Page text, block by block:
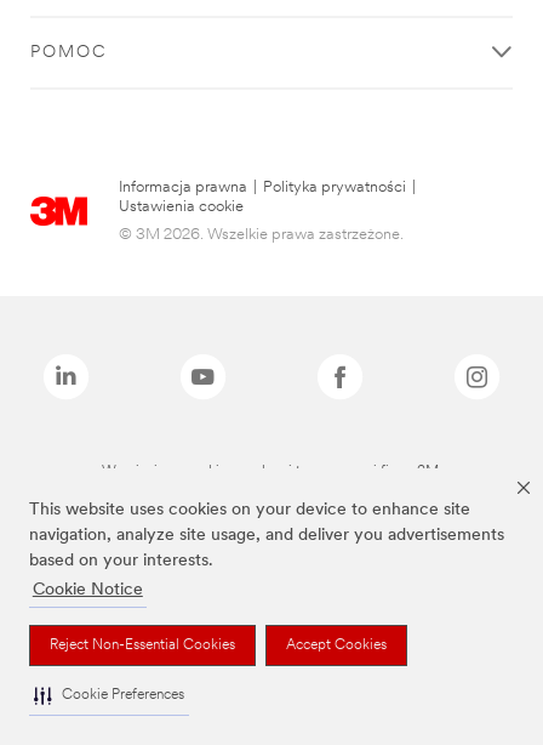
This website uses cookies on your device to enhance site
navigation, analyze site usage, and deliver you advertisements
based on your interests.
Cookie Notice
Reject Non-Essential Cookies Accept Cookies
Cookie Preferences
POMOC
Informacja prawna Polityka prywatności
Ustawienia cookie
© 3M 2026. Wszelkie prawa zastrzeżone.
Wymienione marki są znakami towarowymi firmy 3M.